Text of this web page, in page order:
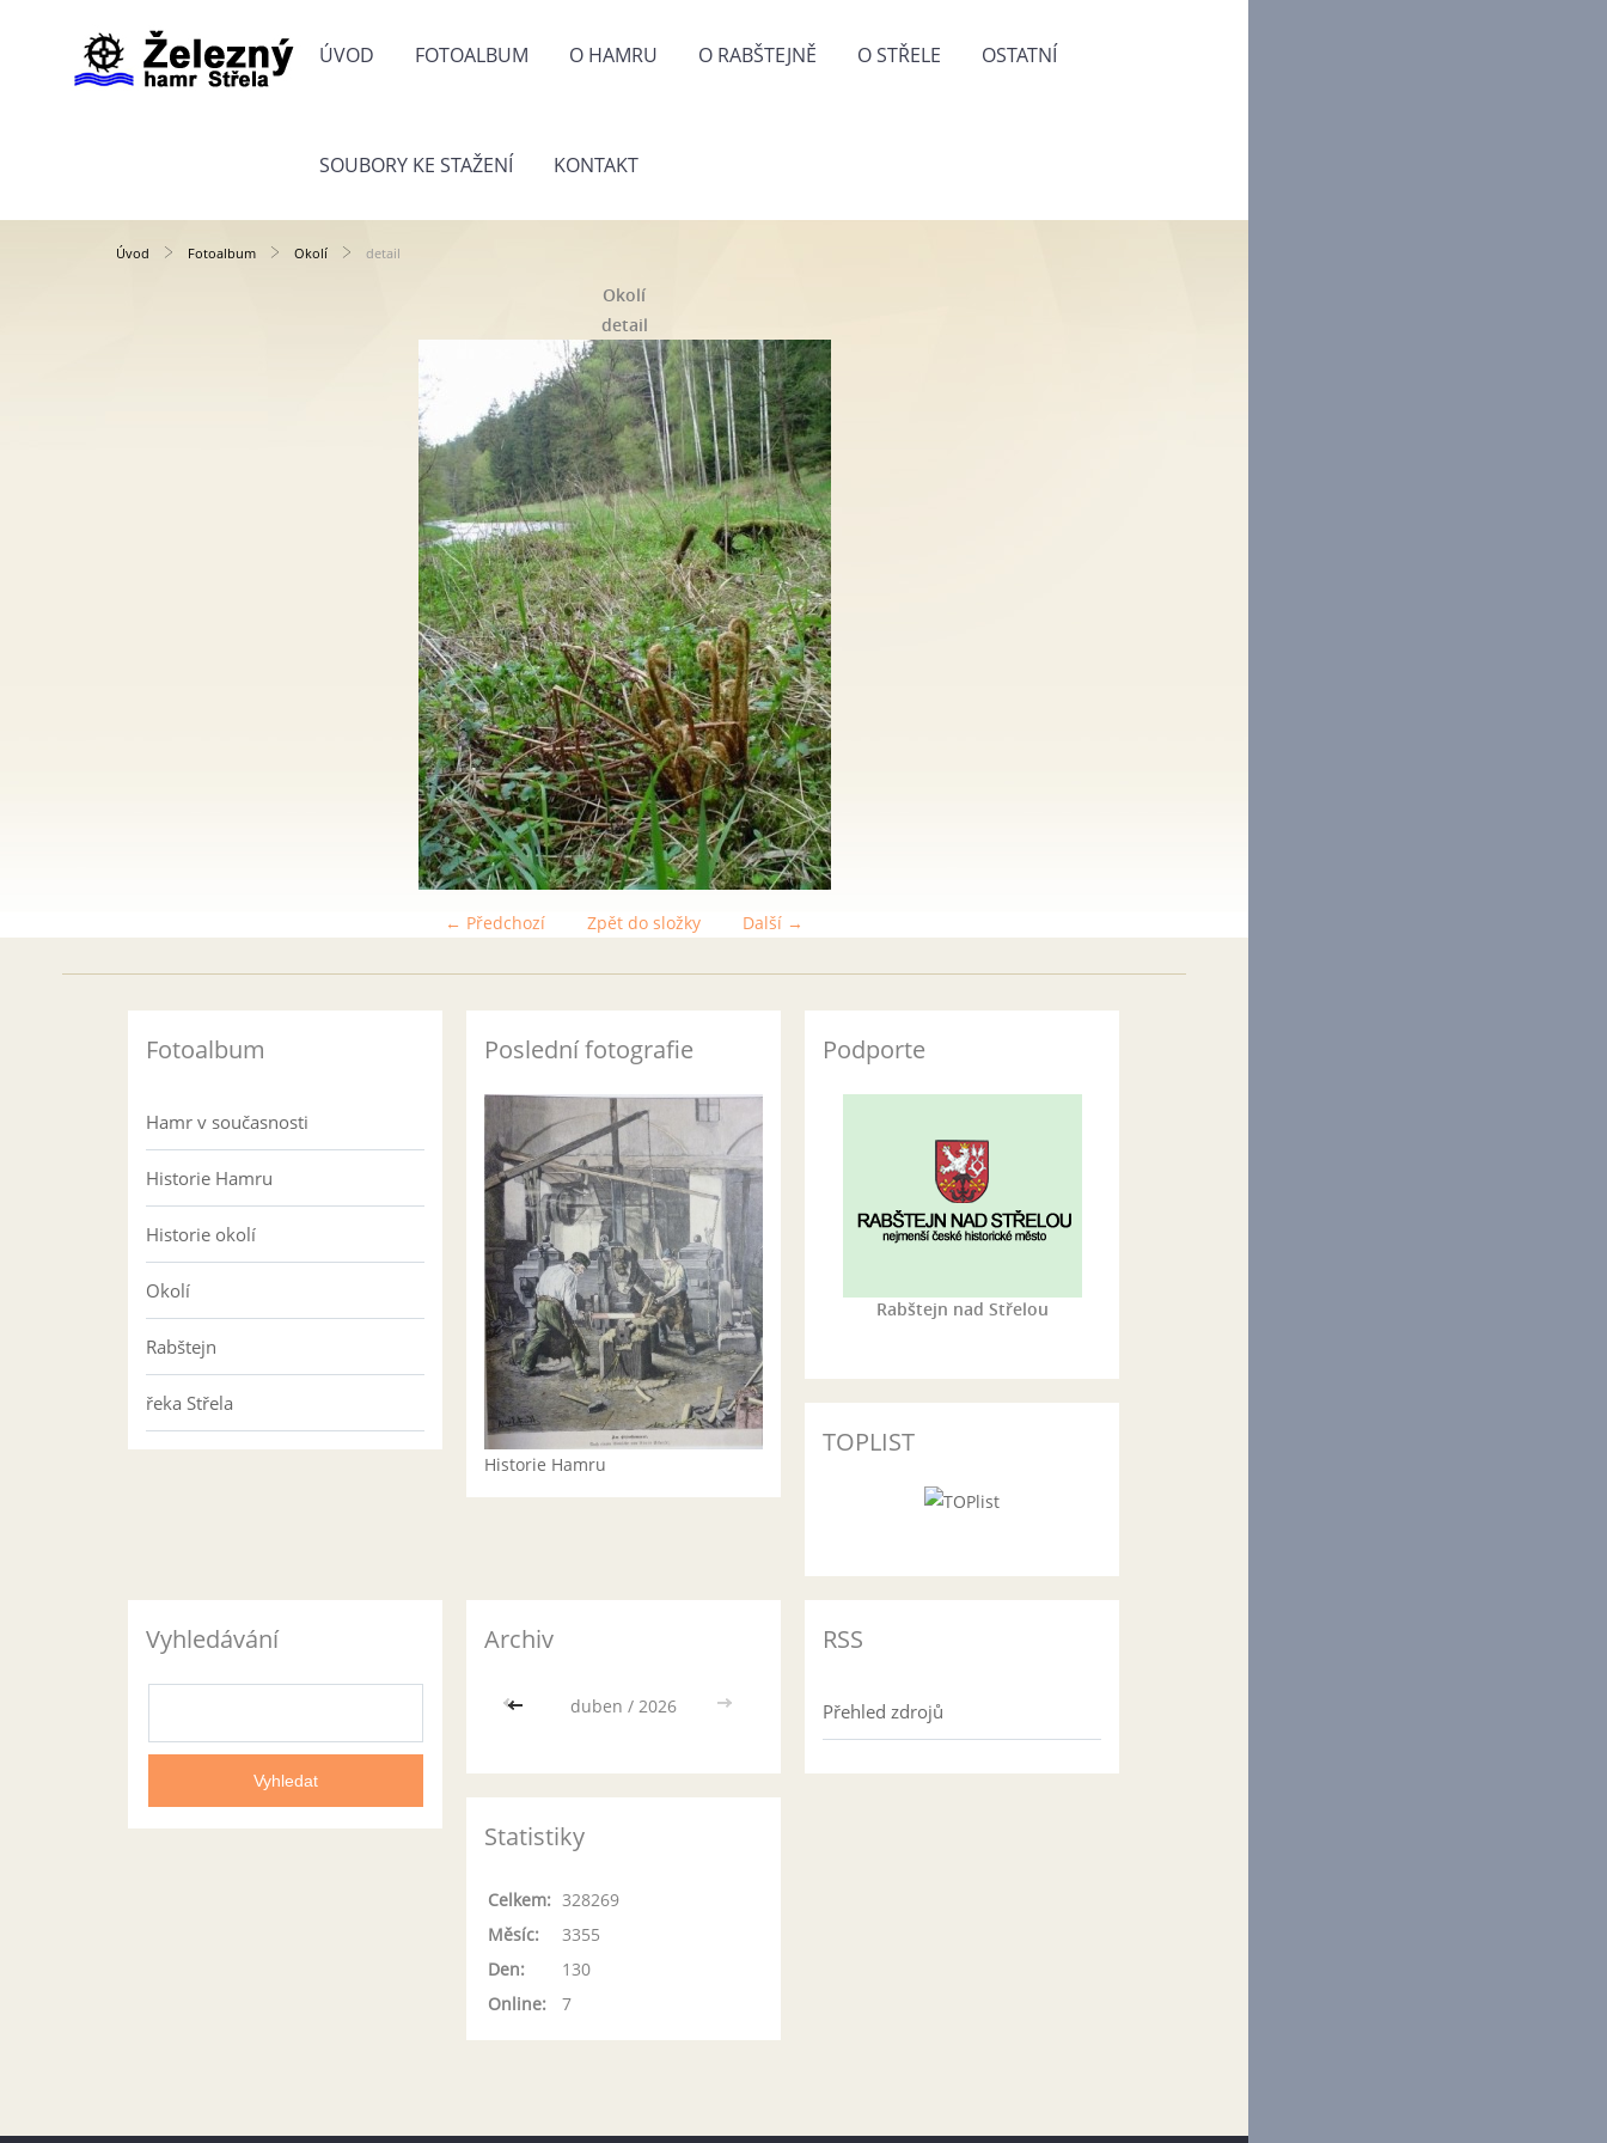
ÚVOD FOTOALBUM O HAMRU O RABŠTEJNĚ O STŘELE OSTATNÍ
SOUBORY KE STAŽENÍ KONTAKT
Úvod Fotoalbum Okolí detail
Okolí
detail
← Předchozí Další →
Zpět do složky
Fotoalbum
Hamr v současnosti
Historie Hamru
Historie okolí
Okolí
Rabštejn
řeka Střela
Poslední fotografie
Historie Hamru
Podporte
Rabštejn nad Střelou
TOPLIST
Vyhledávání Archiv
<< duben / 2026 >>
RSS
Přehled zdrojů
Statistiky
Online: 7
Celkem: 328269
Měsíc:
3355
Den:
130